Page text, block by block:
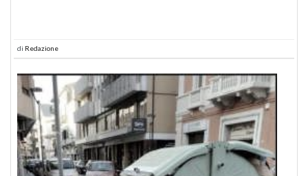
di Redazione